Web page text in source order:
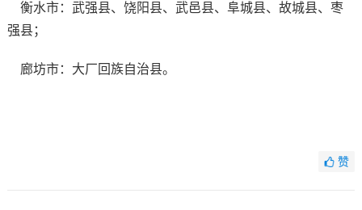
衡水市：武强县、饶阳县、武邑县、阜城县、故城县、枣
强县；
廊坊市：大厂回族自治县。
赞